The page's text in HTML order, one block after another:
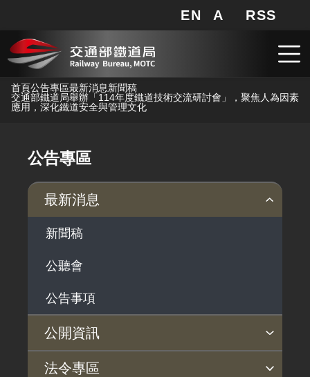
跳到主要內容
網站地圖
EN A 局長信箱
RSS
首頁公告專區最新消息新聞稿
交通部鐵道局舉辦「114年度鐵道技術交流研討會」，聚焦人為因素
應用，深化鐵道安全與管理文化
公告專區
最新消息
新聞稿
公聽會
公告事項
公開資訊
主動公開政府資訊專區
個人資料保護專區
Open Data專區
出版品專區
雙語詞彙專區
生態檢核專區
用地取得行政透明專區
臺鐵局撥入資產債務基金專區
法令專區